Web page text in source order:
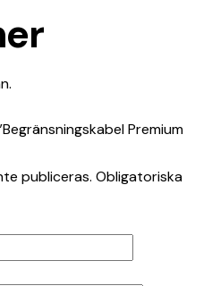
Premium
publiceras. Obligatoriska